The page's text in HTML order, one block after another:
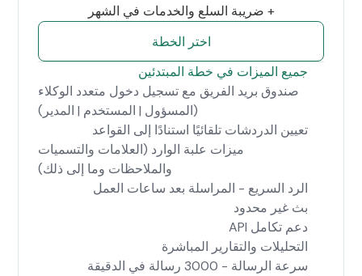
+ ضريبة السلع والخدمات في الشهر
اختر الخطة
جميع الميزات في خطة المبتدئين
صندوق بريد الفريق مع تسجيل دخول متعدد الوكلاء
(المسؤول | المستخدم | المدير)
تعيين الدردشات تلقائيًا استنادًا إلى القواعد
ميزات علبة الوارد (العلامات والتسميات
والملاحظات وما إلى ذلك)
الرد السريع - المراسلة بعد ساعات العمل
بث غير محدود
دعم تكامل API
التحليلات والتقارير المباشرة
سرعة الرسالة - 3000 رسالة في الدقيقة